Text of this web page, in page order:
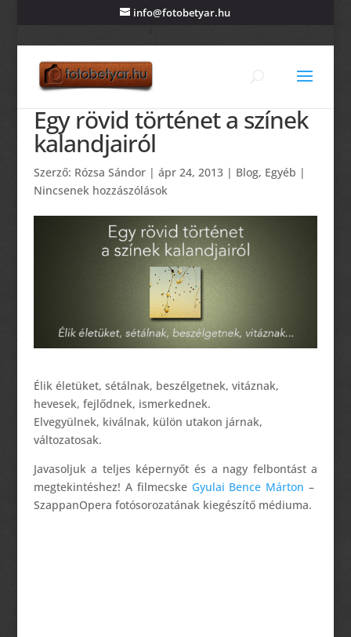
info@fotobetyar.hu
Egy rövid történet a színek
kalandjairól
Szerző: Rózsa Sándor| ápr 24, 2013| Blog, Egyéb |
Nincsenek hozzászólások
Élik életüket, sétálnak, beszélgetnek, vitáznak,
hevesek, fejlődnek, ismerkednek.
Elvegyülnek, kiválnak, külön utakon járnak,
változatosak.
Javasoljuk a teljes képernyőt és a nagy felbontást a
megtekintéshez! A filmecske Gyulai Bence Márton –
SzappanOpera fotósorozatának kiegészítő médiuma.